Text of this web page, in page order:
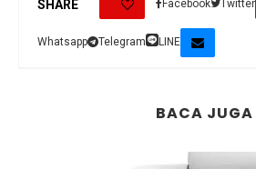
SHARE Facebook Twitter
Whatsapp Telegram LINE
BACA JUGA